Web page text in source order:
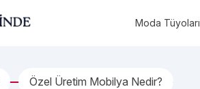
Moda Tüyoları
Özel Üretim Mobilya Nedir?